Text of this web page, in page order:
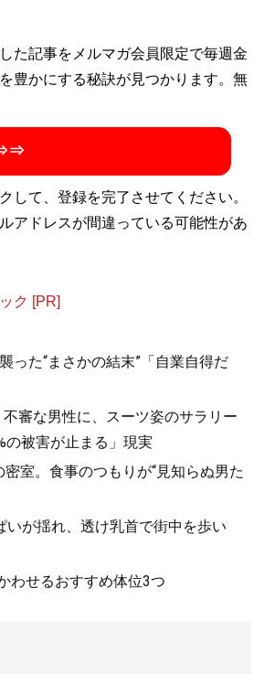
た記事をメルマガ会員限定で毎週金
豊かにする秘訣が見つかります。無
⇒⇒
て、登録を完了させてください。
アドレスが間違っている可能性があ
ク [PR]
った“まさかの結末”「自業自得だ
審な男性に、スーツ姿のサラリー
の被害が止まる」現実
室。食事のつもりが“見知らぬ男た
が揺れ、透け乳首で街中を歩い
わせるおすすめ体位3つ